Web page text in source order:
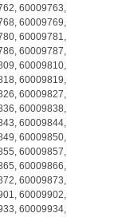
60009763,
60009769,
60009781,
60009787,
60009810,
60009819,
60009827,
60009838,
60009844,
60009850,
60009857,
60009866,
60009873,
60009902,
60009934,